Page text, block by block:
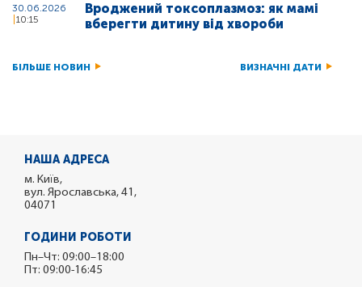
30.06.2026
10:15
Вроджений токсоплазмоз: як мамі
вберегти дитину від хвороби
БІЛЬШЕ НОВИН ВИЗНАЧНІ ДАТИ
НАША АДРЕСА
м. Київ,
вул. Ярославська, 41,
04071
ГОДИНИ РОБОТИ
Пн–Чт: 09:00–18:00
Пт: 09:00-16:45